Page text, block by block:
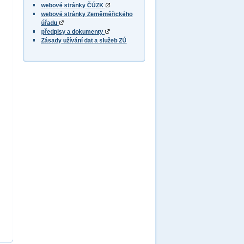
webové stránky ČÚZK
webové stránky Zeměměřického
úřadu
předpisy a dokumenty
Zásady užívání dat a služeb ZÚ